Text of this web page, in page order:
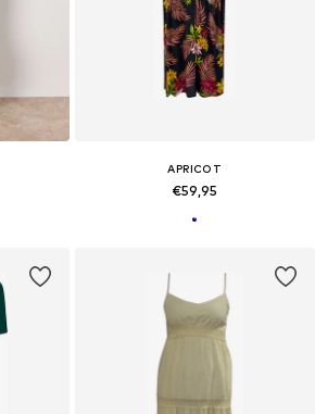
APRICOT
€59,95